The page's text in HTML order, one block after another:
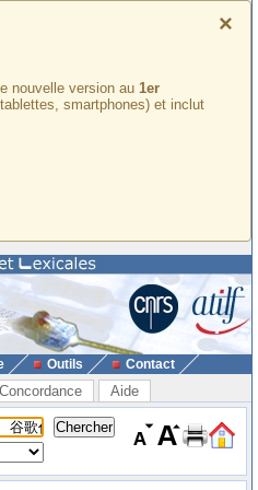
×
nouvelle version au 1er
smartphones) et inclut
Outils Contact
Concordance Aide